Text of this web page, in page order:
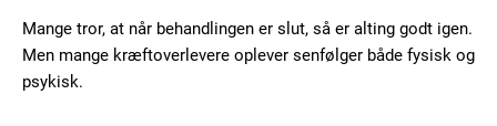
Mange tror, at når behandlingen er slut, så er alting godt igen.
Men mange kræftoverlevere oplever senfølger både fysisk og
psykisk.